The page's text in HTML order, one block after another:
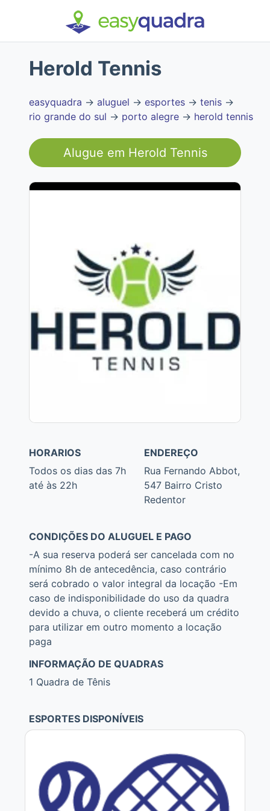
Herold Tennis
easyquadra → aluguel → esportes → tenis →
rio grande do sul → porto alegre → herold tennis
Alugue em Herold Tennis
HORARIOS
Todos os dias das 7h
até às 22h
ENDEREÇO
Rua Fernando Abbot,
547 Bairro Cristo
Redentor
CONDIÇÕES DO ALUGUEL E PAGO
-A sua reserva poderá ser cancelada com no
mínimo 8h de antecedência, caso contrário
será cobrado o valor integral da locação -Em
caso de indisponibilidade do uso da quadra
devido a chuva, o cliente receberá um crédito
para utilizar em outro momento a locação
paga
INFORMAÇÃO DE QUADRAS
1 Quadra de Tênis
ESPORTES DISPONÍVEIS